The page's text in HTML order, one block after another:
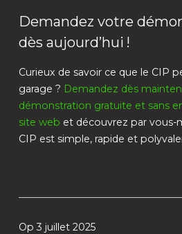
Demandez votre
dès aujourd’hui !
Curieux de savoir ce que le CIP
garage ? Demandez dès
démonstration gratuite et sans
site web et découvrez par vous-
CIP est simple, rapide et
Op 3 juillet 2025